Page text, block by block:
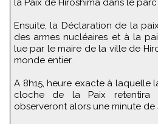
la Paix de Hiroshima dans le
Ensuite, la Déclaration de la
des armes nucléaires et à la
lue par le maire de la ville de
monde entier.
A 8h15, heure exacte à laquelle
cloche de la Paix retentira
observeront alors une minute de